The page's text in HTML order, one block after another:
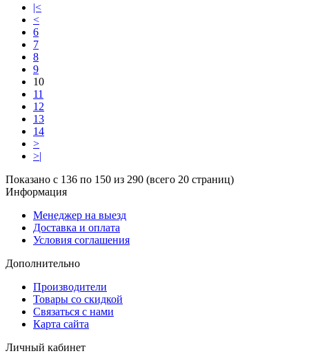
|<
<
6
7
8
9
10
11
12
13
14
>
>|
Показано с 136 по 150 из 290 (всего 20 страниц)
Информация
Менеджер на выезд
Доставка и оплата
Условия соглашения
Дополнительно
Производители
Товары со скидкой
Связаться с нами
Карта сайта
Личный кабинет